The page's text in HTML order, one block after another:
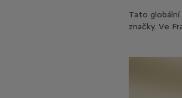
Tato globální
značky. Ve